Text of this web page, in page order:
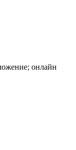
онлайн